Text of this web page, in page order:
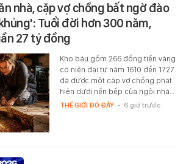
nhà, cặp vợ chồng bất ngờ đào
Tuổi đời hơn 300 năm,
27 tỷ đồng
Kho báu gồm 266 đồng tiền vàng
có niên đại từ năm 1610 đến 1727
đã được một cặp vợ chồng phát
hiện dưới nền bếp của ngôi nhà…
THẾ GIỚI ĐÓ ĐÂY - 6 giờ trước